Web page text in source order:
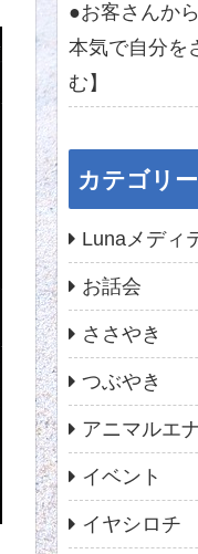
●お客さんか
本気で自分を
む】
カテゴリー
Lunaメディ
お話会
ささやき
つぶやき
アニマルエ
イベント
イヤシロチ